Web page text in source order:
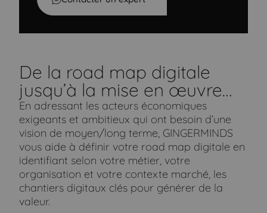
De la road map digitale
jusqu’à la mise en œuvre…
En adressant les acteurs économiques
exigeants et ambitieux qui ont besoin d’une
vision de moyen/long terme, GINGERMINDS
vous aide à définir votre road map digitale en
identifiant selon votre métier, votre
organisation et votre contexte marché, les
chantiers digitaux clés pour générer de la
valeur.